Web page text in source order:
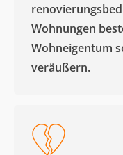
Wohnungen
Wohneigentum
veräußern. ​